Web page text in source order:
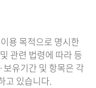
용 목적으로 명시한
관련 법령에 따라 등
유기간 및 항목은 각
고 있습니다.